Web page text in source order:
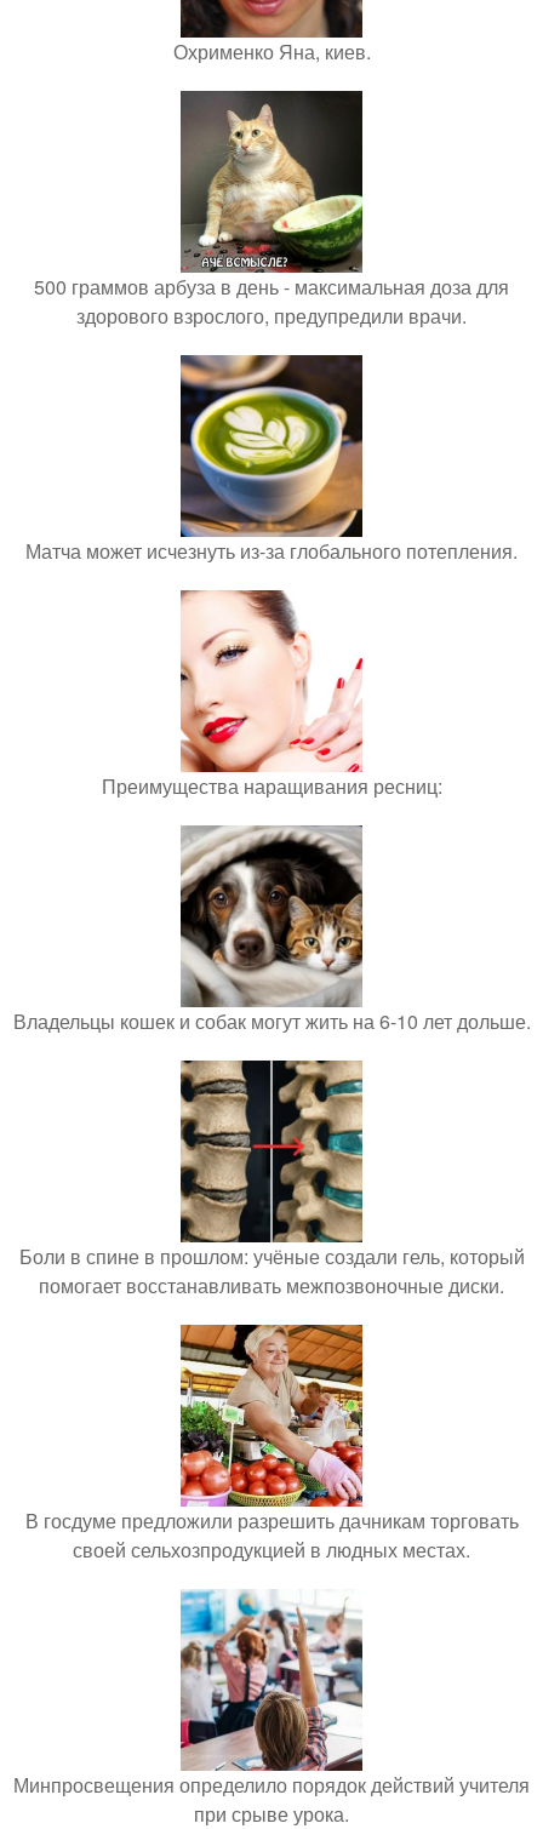
Охрименко Яна, киев.
500 граммов арбуза в день - максимальная доза для
здорового взрослого, предупредили врачи.
Матча может исчезнуть из-за глобального потепления.
Преимущества наращивания ресниц:
Владельцы кошек и собак могут жить на 6-10 лет дольше.
Боли в спине в прошлом: учёные создали гель, который
помогает восстанавливать межпозвоночные диски.
В госдуме предложили разрешить дачникам торговать
своей сельхозпродукцией в людных местах.
Минпросвещения определило порядок действий учителя
при срыве урока.